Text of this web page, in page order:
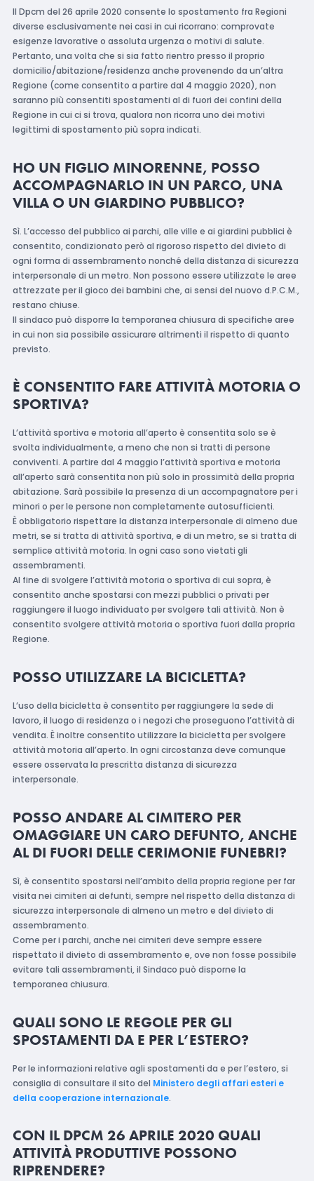
Il Dpcm del 26 aprile 2020 consente lo spostamento fra Regioni
diverse esclusivamente nei casi in cui ricorrano: comprovate
esigenze lavorative o assoluta urgenza o motivi di salute.
Pertanto, una volta che si sia fatto rientro presso il proprio
domicilio/abitazione/residenza anche provenendo da un’altra
Regione (come consentito a partire dal 4 maggio 2020), non
saranno più consentiti spostamenti al di fuori dei confini della
Regione in cui ci si trova, qualora non ricorra uno dei motivi
legittimi di spostamento più sopra indicati.
HO UN FIGLIO MINORENNE, POSSO
ACCOMPAGNARLO IN UN PARCO, UNA
VILLA O UN GIARDINO PUBBLICO?
Sì. L’accesso del pubblico ai parchi, alle ville e ai giardini pubblici è
consentito, condizionato però al rigoroso rispetto del divieto di
ogni forma di assembramento nonché della distanza di sicurezza
interpersonale di un metro. Non possono essere utilizzate le aree
attrezzate per il gioco dei bambini che, ai sensi del nuovo d.P.C.M.,
restano chiuse.
Il sindaco può disporre la temporanea chiusura di specifiche aree
in cui non sia possibile assicurare altrimenti il rispetto di quanto
previsto.
È CONSENTITO FARE ATTIVITÀ MOTORIA O
SPORTIVA?
L’attività sportiva e motoria all’aperto è consentita solo se è
svolta individualmente, a meno che non si tratti di persone
conviventi. A partire dal 4 maggio l’attività sportiva e motoria
all’aperto sarà consentita non più solo in prossimità della propria
abitazione. Sarà possibile la presenza di un accompagnatore per i
minori o per le persone non completamente autosufficienti.
È obbligatorio rispettare la distanza interpersonale di almeno due
metri, se si tratta di attività sportiva, e di un metro, se si tratta di
semplice attività motoria. In ogni caso sono vietati gli
assembramenti.
Al fine di svolgere l’attività motoria o sportiva di cui sopra, è
consentito anche spostarsi con mezzi pubblici o privati per
raggiungere il luogo individuato per svolgere tali attività. Non è
consentito svolgere attività motoria o sportiva fuori dalla propria
Regione.
POSSO UTILIZZARE LA BICICLETTA?
L’uso della bicicletta è consentito per raggiungere la sede di
lavoro, il luogo di residenza o i negozi che proseguono l’attività di
vendita. È inoltre consentito utilizzare la bicicletta per svolgere
attività motoria all’aperto. In ogni circostanza deve comunque
essere osservata la prescritta distanza di sicurezza
interpersonale.
POSSO ANDARE AL CIMITERO PER
OMAGGIARE UN CARO DEFUNTO, ANCHE
AL DI FUORI DELLE CERIMONIE FUNEBRI?
Sì, è consentito spostarsi nell’ambito della propria regione per far
visita nei cimiteri ai defunti, sempre nel rispetto della distanza di
sicurezza interpersonale di almeno un metro e del divieto di
assembramento.
Come per i parchi, anche nei cimiteri deve sempre essere
rispettato il divieto di assembramento e, ove non fosse possibile
evitare tali assembramenti, il Sindaco può disporne la
temporanea chiusura.
QUALI SONO LE REGOLE PER GLI
SPOSTAMENTI DA E PER L’ESTERO?
Per le informazioni relative agli spostamenti da e per l’estero, si
consiglia di consultare il sito del Ministero degli affari esteri e
della cooperazione internazionale.
CON IL DPCM 26 APRILE 2020 QUALI
ATTIVITÀ PRODUTTIVE POSSONO
RIPRENDERE?